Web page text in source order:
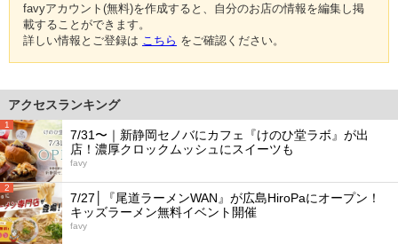
favyアカウント(無料)を作成すると、自分のお店の情報を編集し掲
載することができます。
詳しい情報とご登録は こちら をご確認ください。
アクセスランキング
1
7/31〜｜新静岡セノバにカフェ『けのひ堂ラボ』が出
店！濃厚クロックムッシュにスイーツも
favy
2
7/27│『尾道ラーメンWAN』が広島HiroPaにオープン！
キッズラーメン無料イベント開催
favy